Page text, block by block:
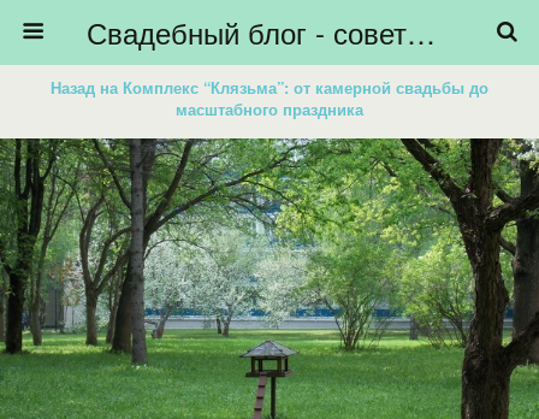
Свадебный блог - советы невестам, подготовка к свадьбе - HiBride
Назад на Комплекс “Клязьма”: от камерной свадьбы до
масштабного праздника